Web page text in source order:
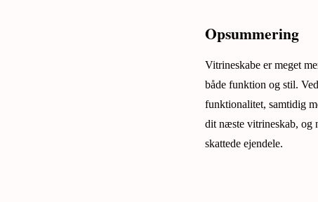
Opsummering
Vitrineskabe er meget
både funktion og stil.
funktionalitet, samtidig
dit næste vitrineskab, og
skattede ejendele.